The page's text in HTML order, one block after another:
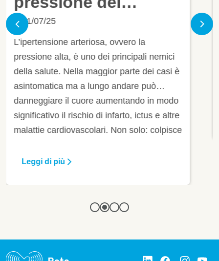
controllando la
pressione del
sangue
14/05/25
La pressione alta è una condizione che
colpisce oltre 16 milioni di italiani.
Nonostante sia così diffusa si può
prevenire e/o trattare con modifiche allo
stile di vita e la terapia farmacologica.
Scopri come prevenire l’ipertensione e
partecipa allo studio Cvrisk-IT.
Leggi di più
Previous